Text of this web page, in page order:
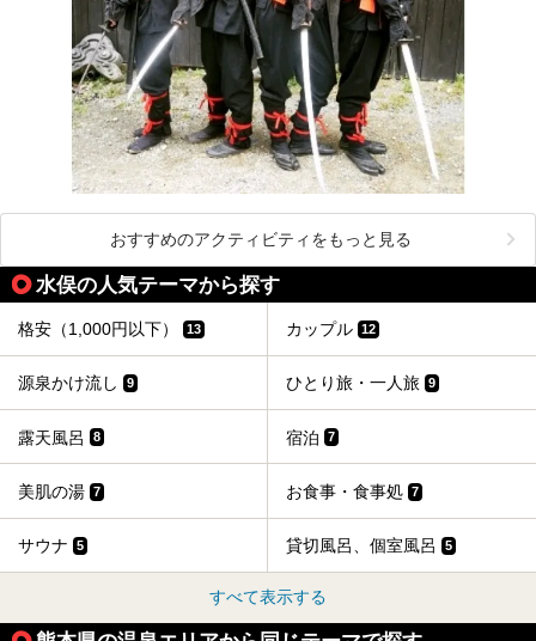
おすすめのアクティビティをもっと見る
水俣の人気テーマから探す
格安（1,000円以下） 13 カップル 12
源泉かけ流し 9 ひとり旅・一人旅 9
露天風呂 8 宿泊 7
美肌の湯 7 お食事・食事処 7
サウナ 5 貸切風呂、個室風呂 5
すべて表示する